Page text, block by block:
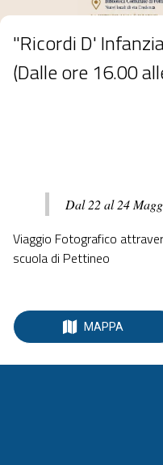
"Ricordi D'
(Dalle ore 16.00
Dal 22 al 24
Viaggio Fotografico
scuola di Pettineo
MAPPA